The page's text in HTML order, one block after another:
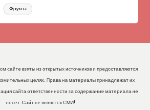
Фрукты
сайте взяты из открытых источников и предоставляются
целях. Права на материалы принадлежат их
сайта ответственности за содержание материала не
несет. Сайт не является СМИ!